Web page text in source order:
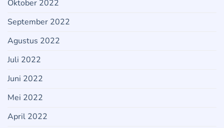
Oktober 2022
September 2022
Agustus 2022
Juli 2022
Juni 2022
Mei 2022
April 2022